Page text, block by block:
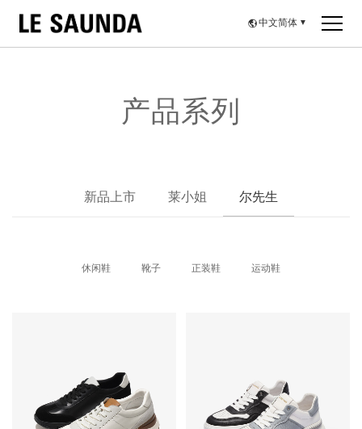
中文简体 ▼
产品系列
新品上市 莱小姐 尔先生
休闲鞋 靴子 正装鞋 运动鞋